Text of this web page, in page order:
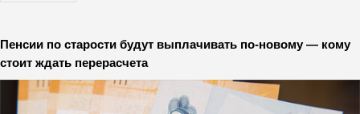
Пенсии по старости будут выплачивать по-новому — кому
стоит ждать перерасчета